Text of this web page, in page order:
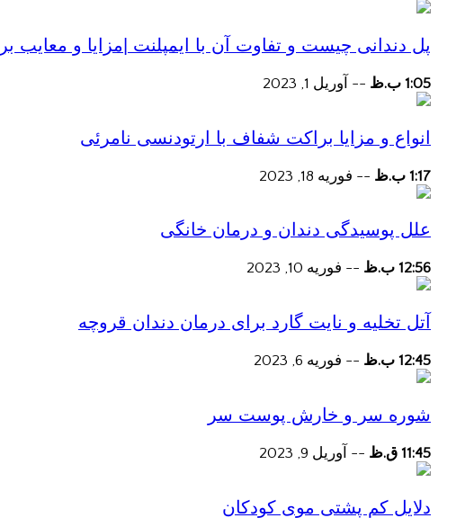
پل دندانی چیست و تفاوت آن با ایمپلنت |مزایا و معایب
1:05 ب.ظ -- آوریل 1, 2023
انواع و مزایا براکت شفاف با ارتودنسی نامرئی
1:17 ب.ظ -- فوریه 18, 2023
علل پوسیدگی دندان و درمان خانگی
12:56 ب.ظ -- فوریه 10, 2023
آتل تخلیه و نایت گارد برای درمان دندان قروچه
12:45 ب.ظ -- فوریه 6, 2023
شوره سر و خارش پوست سر
11:45 ق.ظ -- آوریل 9, 2023
دلایل کم پشتی موی کودکان